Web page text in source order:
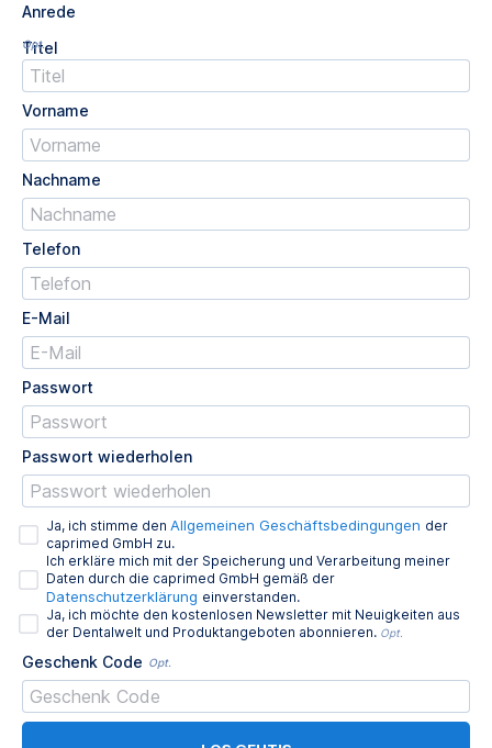
Anrede
Titel
Opt.
Vorname
Nachname
Telefon
E-Mail
Passwort
Passwort wiederholen
Ja, ich stimme den Allgemeinen Geschäftsbedingungen der
caprimed GmbH zu.
Ich erkläre mich mit der Speicherung und Verarbeitung meiner
Daten durch die caprimed GmbH gemäß der
Datenschutzerklärung einverstanden.
Ja, ich möchte den kostenlosen Newsletter mit Neuigkeiten aus
der Dentalwelt und Produktangeboten abonnieren. Opt.
Geschenk Code Opt.